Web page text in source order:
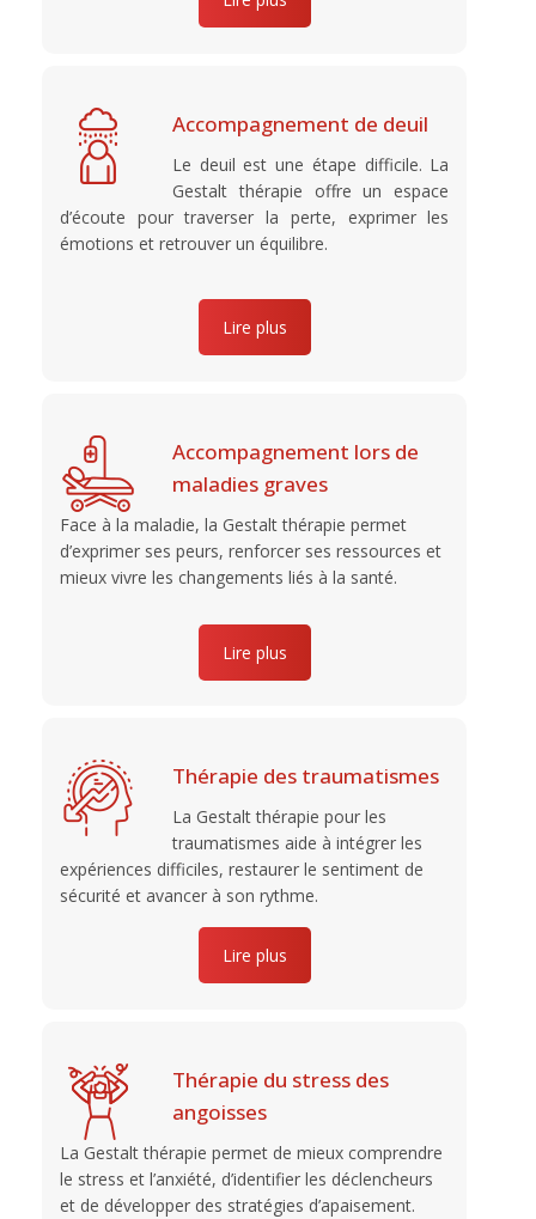
Accompagnement de deuil
Le deuil est une étape difficile. La
Gestalt thérapie offre un espace
d’écoute pour traverser la perte, exprimer les
émotions et retrouver un équilibre.
Lire plus
Accompagnement lors de
maladies graves
Face à la maladie, la Gestalt thérapie permet
d’exprimer ses peurs, renforcer ses ressources et
mieux vivre les changements liés à la santé.
Lire plus
Thérapie des traumatismes
La Gestalt thérapie pour les
traumatismes aide à intégrer les
expériences difficiles, restaurer le sentiment de
sécurité et avancer à son rythme.
Lire plus
Thérapie du stress des
angoisses
La Gestalt thérapie permet de mieux comprendre
le stress et l’anxiété, d’identifier les déclencheurs
et de développer des stratégies d’apaisement.